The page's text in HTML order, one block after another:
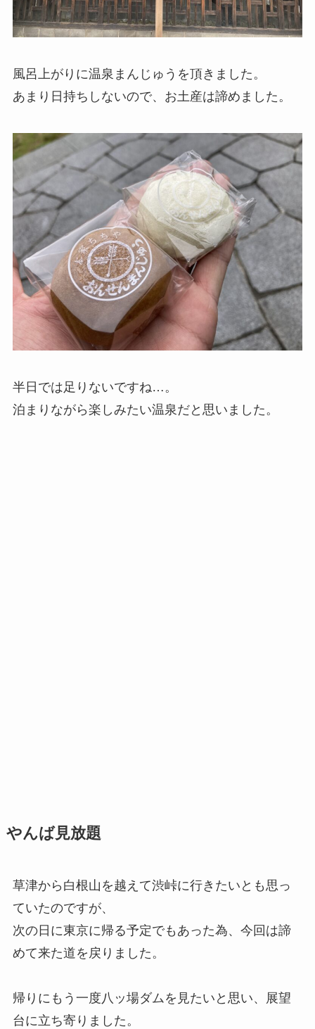
風呂上がりに温泉まんじゅうを頂きました。
あまり日持ちしないので、お土産は諦めました。
半日では足りないですね…。
泊まりながら楽しみたい温泉だと思いました。
やんば見放題
草津から白根山を越えて渋峠に行きたいとも思っ
ていたのですが、
次の日に東京に帰る予定でもあった為、今回は諦
めて来た道を戻りました。
帰りにもう一度八ッ場ダムを見たいと思い、展望
台に立ち寄りました。